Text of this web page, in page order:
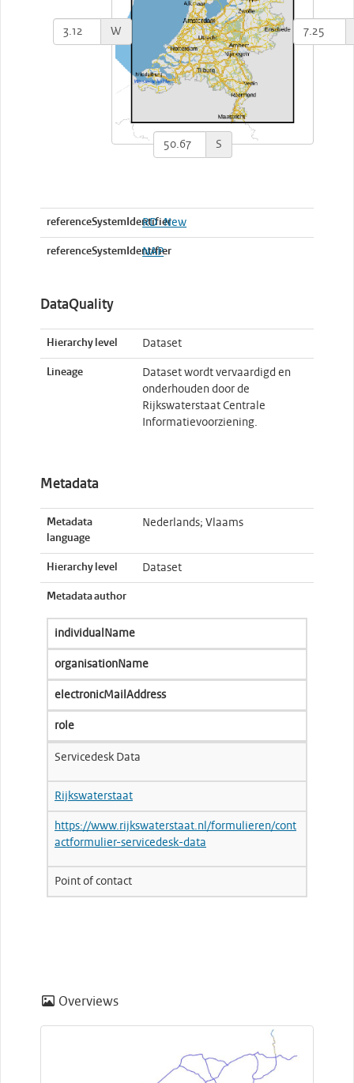
S
W
referenceSystemIdentifier
RD_New
referenceSystemIdentifier
NAP
DataQuality
Hierarchy level Dataset
Lineage
Dataset wordt vervaardigd en
onderhouden door de
Rijkswaterstaat Centrale
Informatievoorziening.
Metadata
Metadata
language
Nederlands; Vlaams
Hierarchy level Dataset
Metadata author
individualName
organisationName
electronicMailAddress
role
Servicedesk Data
Rijkswaterstaat
https://www.rijkswaterstaat.nl/formulieren/cont
actformulier-servicedesk-data
Point of contact
Overviews